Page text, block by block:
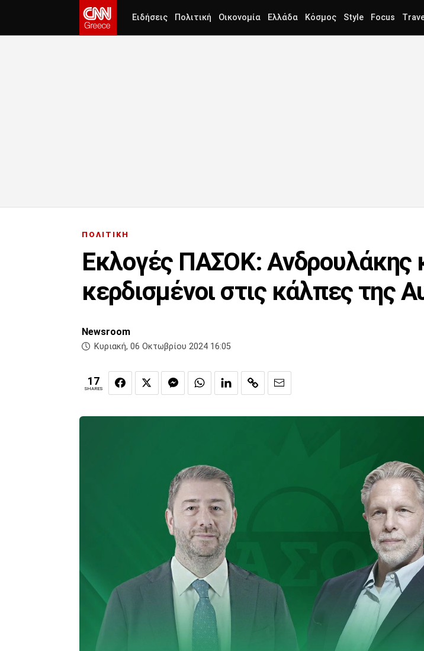
Ειδήσεις Πολιτική Οικονομία Ελλάδα Κόσμος Style Focus
ΠΟΛΙΤΙΚΗ
Εκλογές ΠΑΣΟΚ: Ανδρουλάκης
κερδισμένοι στις κάλπες της
Newsroom
Κυριακή, 06 Οκτωβρίου 2024 16:05
17
SHARES